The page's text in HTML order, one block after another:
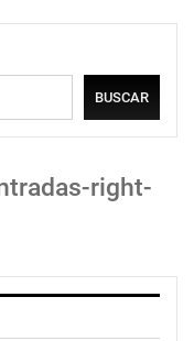
BUSCAR
right-